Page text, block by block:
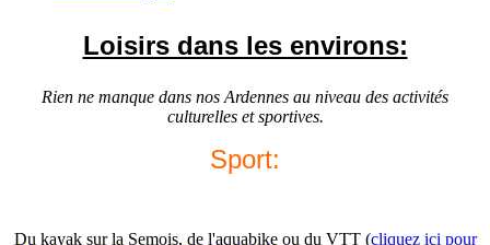
Loisirs dans les environs:
Rien ne manque dans nos Ardennes au niveau des activités
culturelles et sportives.
Sport:
Du kayak sur la Semois, de l'aquabike ou du VTT (cliquez ici pour